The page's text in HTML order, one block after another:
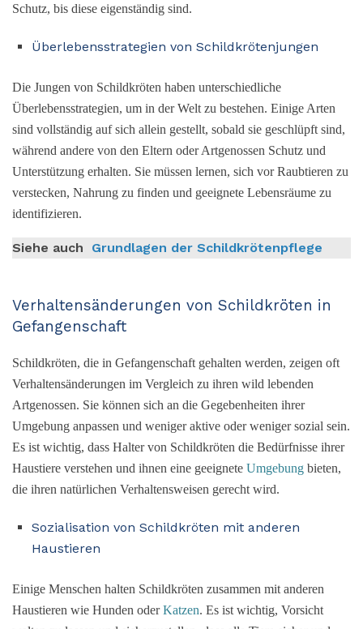
Schutz, bis diese eigenständig sind.
Überlebensstrategien von Schildkrötenjungen
Die Jungen von Schildkröten haben unterschiedliche
Überlebensstrategien, um in der Welt zu bestehen. Einige Arten
sind vollständig auf sich allein gestellt, sobald sie geschlüpft sind,
während andere von den Eltern oder Artgenossen Schutz und
Unterstützung erhalten. Sie müssen lernen, sich vor Raubtieren zu
verstecken, Nahrung zu finden und geeignete Lebensräume zu
identifizieren.
Siehe auch Grundlagen der Schildkrötenpflege
Verhaltensänderungen von Schildkröten in
Gefangenschaft
Schildkröten, die in Gefangenschaft gehalten werden, zeigen oft
Verhaltensänderungen im Vergleich zu ihren wild lebenden
Artgenossen. Sie können sich an die Gegebenheiten ihrer
Umgebung anpassen und weniger aktive oder weniger sozial sein.
Es ist wichtig, dass Halter von Schildkröten die Bedürfnisse ihrer
Haustiere verstehen und ihnen eine geeignete Umgebung bieten,
die ihren natürlichen Verhaltensweisen gerecht wird.
Sozialisation von Schildkröten mit anderen
Haustieren
Einige Menschen halten Schildkröten zusammen mit anderen
Haustieren wie Hunden oderKatzen. Es ist wichtig, Vorsicht